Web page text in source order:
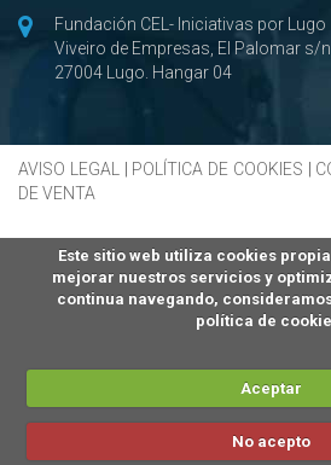
Fundación CEL- Iniciativas por Lugo
Viveiro de Empresas, El Palomar s/n,
27004 Lugo. Hangar 04
AVISO LEGAL | POLÍTICA DE COOKIES |
DE VENTA
Este sitio web utiliza cookies
mejorar nuestros servicios y
continua navegando,
política de
Aceptar
No acepto